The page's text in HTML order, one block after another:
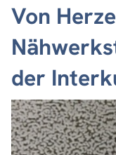
Von
der